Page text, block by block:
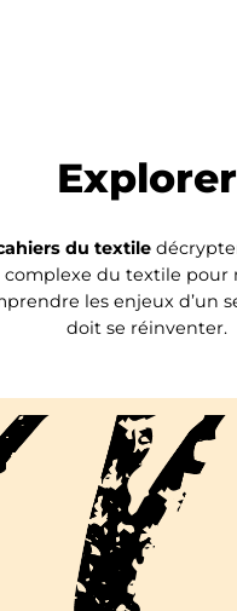
Explorer
du textile
complexe du textile pour
les enjeux d’un
doit se réinventer.